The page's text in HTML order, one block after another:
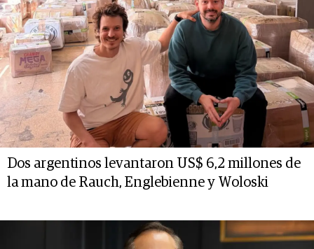
Dos argentinos levantaron US$ 6,2 millones de
la mano de Rauch, Englebienne y Woloski